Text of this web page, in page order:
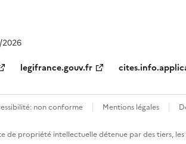
2026
legifrance.gouv.fr
non conforme Mentions légales
de propriété intellectuelle détenue par des tiers,